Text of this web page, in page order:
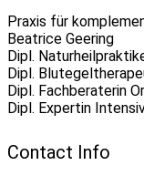
Praxis für
Beatrice Geering
Dipl.
Dipl.
Dipl. Fachberaterin
Dipl. Expertin
Contact Info